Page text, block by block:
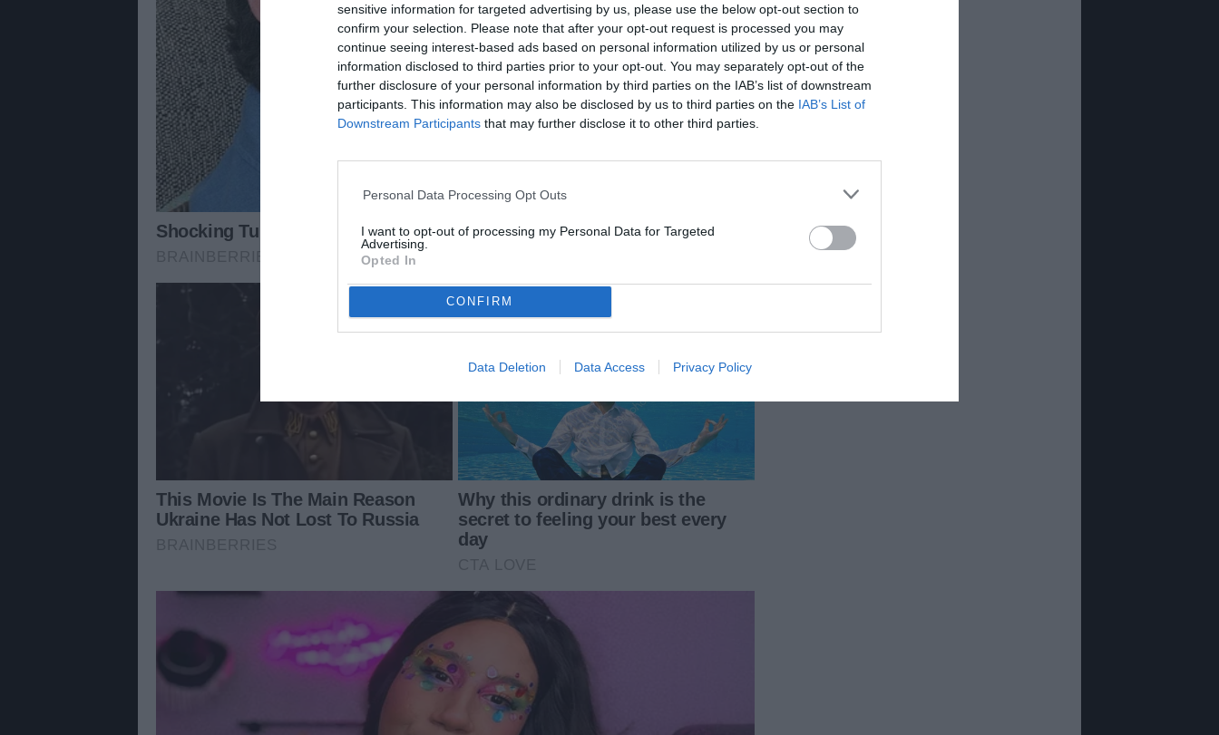
sensitive information for targeted advertising by us, please use the below opt-out section to
confirm your selection. Please note that after your opt-out request is processed you may
continue seeing interest-based ads based on personal information utilized by us or personal
information disclosed to third parties prior to your opt-out. You may separately opt-out of the
further disclosure of your personal information by third parties on the IAB’s list of downstream
participants. This information may also be disclosed by us to third parties on the IAB’s List of
Downstream Participants that may further disclose it to other third parties.
Personal Data Processing Opt Outs
I want to opt-out of processing my Personal Data for Targeted
Advertising.
Opted In
CONFIRM
Data Deletion Data Access Privacy Policy